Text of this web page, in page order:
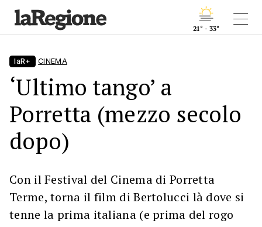
21° - 33°
laR+ CINEMA
‘Ultimo tango’ a
Porretta (mezzo secolo
dopo)
Con il Festival del Cinema di Porretta
Terme, torna il film di Bertolucci là dove si
tenne la prima italiana (e prima del rogo